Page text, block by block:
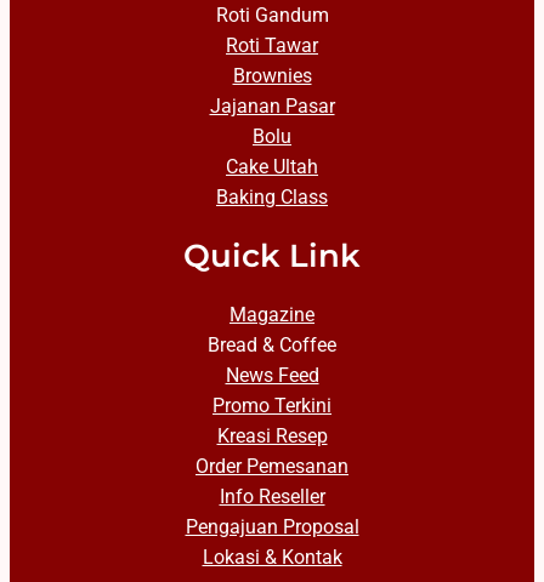
Roti Gandum
Roti Tawar
Brownies
Jajanan Pasar
Bolu
Cake Ultah
Baking Class
Quick Link
Magazine
Bread & Coffee
News Feed
Promo Terkini
Kreasi Resep
Order Pemesanan
Info Reseller
Pengajuan Proposal
Lokasi & Kontak